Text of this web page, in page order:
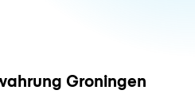
Groningen